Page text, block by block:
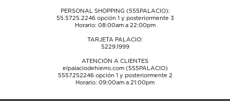
PERSONAL SHOPPING (555PALACIO):
55.5725.2246opción 1 y posteriormente 3
Horario: 08:00am a 22:00pm
TARJETA PALACIO:
5229.1999
ATENCIÓN A CLIENTES
elpalaciodehierro.com (555PALACIO)
5557252246opción 1 y posteriormente 2
Horario: 09:00am a 21:00pm